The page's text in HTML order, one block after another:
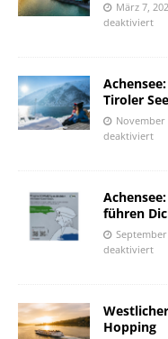
März 7,
deaktiviert
Tiroler See
November
deaktiviert
führen
deaktiviert
Hopping